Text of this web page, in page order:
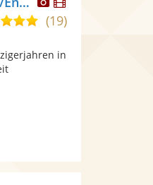
Künstler
stellt
Fotos
bereit.
Künstler
4,9
5
(19)
in